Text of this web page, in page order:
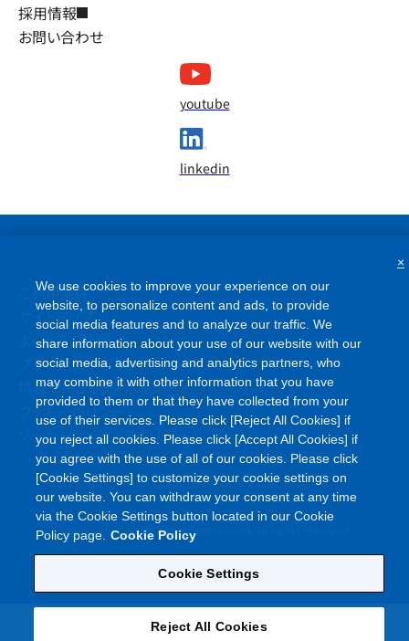
採用情報
お問い合わせ
youtube
linkedin
ご利用条件
サイトマップ
よくあるご質問
プライバシーポリシー
情報セキュリティポリシー
クッキーポリシー
ソーシャルメディアポリシー
Copyright© Asahi Kasei Corporation. All rights reserved
We use cookies to improve your experience on our
website, to personalize content and ads, to provide
social media features and to analyze our traffic. We
share information about your use of our website with our
social media, advertising and analytics partners, who
may combine it with other information that you have
provided to them or that they have collected from your
use of their services. Please click [Reject All Cookies] if
you reject all cookies. Please click [Accept All Cookies] if
you agree with the use of all of our cookies. Please click
[Cookie Settings] to customize your cookie settings on
our website. You can withdraw your consent at any time
via the Cookie Settings button located in our Cookie
Policy page. Cookie Policy
Cookie Settings
Reject All Cookies
×